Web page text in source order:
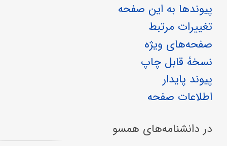
پیوندها به این صفحه
تغییرات مرتبط
صفحه‌های ویژه
نسخهٔ قابل چاپ
پیوند پایدار
اطلاعات صفحه
در دانشنامه‌های همسو